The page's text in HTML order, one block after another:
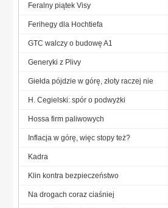
Feralny piątek Visy
Ferihegy dla Hochtiefa
GTC walczy o budowę A1
Generyki z Plivy
Giełda pójdzie w górę, złoty raczej nie
H. Cegielski: spór o podwyżki
Hossa firm paliwowych
Inflacja w górę, więc stopy też?
Kadra
Klin kontra bezpieczeństwo
Na drogach coraz ciaśniej